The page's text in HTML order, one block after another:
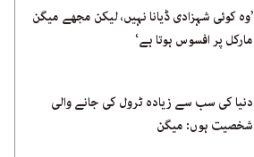
’وہ کوئی شہزادی ڈیانا نہیں، لیکن مجھے میگن
مارکل پر افسوس ہوتا ہے‘
دنیا کی سب سے زیادہ ٹرول کی جانے والی
شخصیت ہوں: میگن